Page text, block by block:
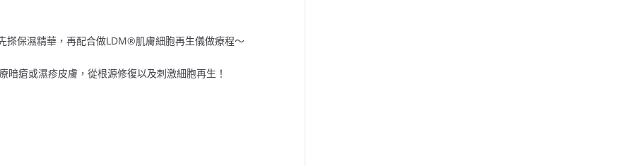
搽保濕精華，再配合做LDM®️肌膚細胞再生儀做療程～
瘡或濕疹皮膚，從根源修復以及刺激細胞再生！